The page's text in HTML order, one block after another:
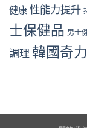
對
比
（2026
港
效
價
與
健康 性能力提升
士保健品 男士
調理 韓國奇